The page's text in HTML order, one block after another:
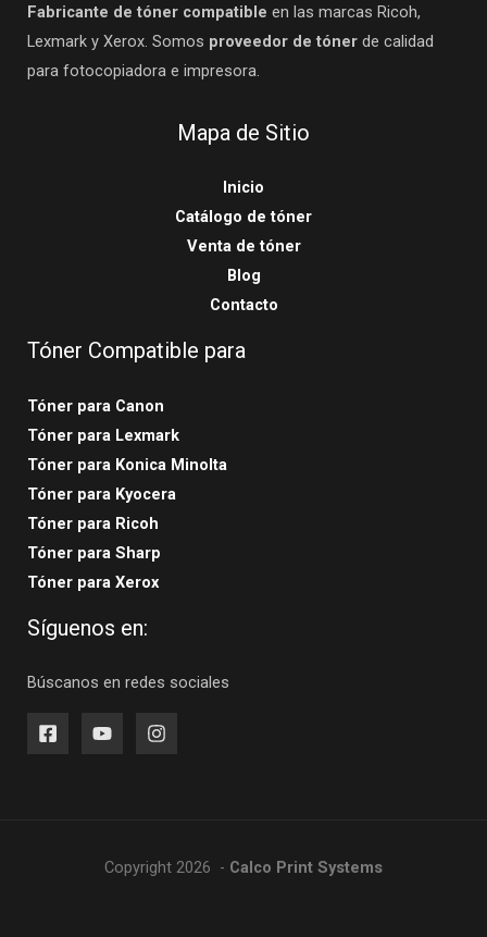
Fabricante de tóner compatible en las marcas Ricoh,
Lexmark y Xerox. Somos proveedor de tóner de calidad
para fotocopiadora e impresora.
Mapa de Sitio
Inicio
Catálogo de tóner
Venta de tóner
Blog
Contacto
Tóner Compatible para
Tóner para Canon
Tóner para Lexmark
Tóner para Konica Minolta
Tóner para Kyocera
Tóner para Ricoh
Tóner para Sharp
Tóner para Xerox
Síguenos en:
Búscanos en redes sociales
Copyright 2026 - Calco Print Systems